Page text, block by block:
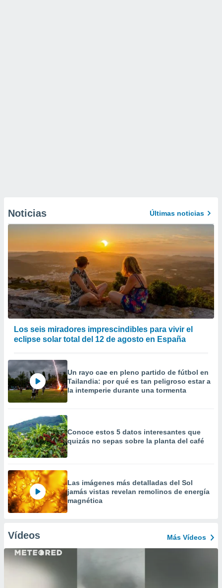
Noticias Últimas noticias
Los seis miradores imprescindibles para vivir el
eclipse solar total del 12 de agosto en España
Un rayo cae en pleno partido de fútbol en
Tailandia: por qué es tan peligroso estar a
la intemperie durante una tormenta
Conoce estos 5 datos interesantes que
quizás no sepas sobre la planta del café
Las imágenes más detalladas del Sol
jamás vistas revelan remolinos de energía
magnética
Vídeos Más Vídeos